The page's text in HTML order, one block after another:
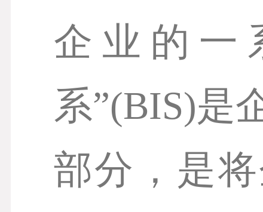
企业的一
系”(BIS)是
部分，是